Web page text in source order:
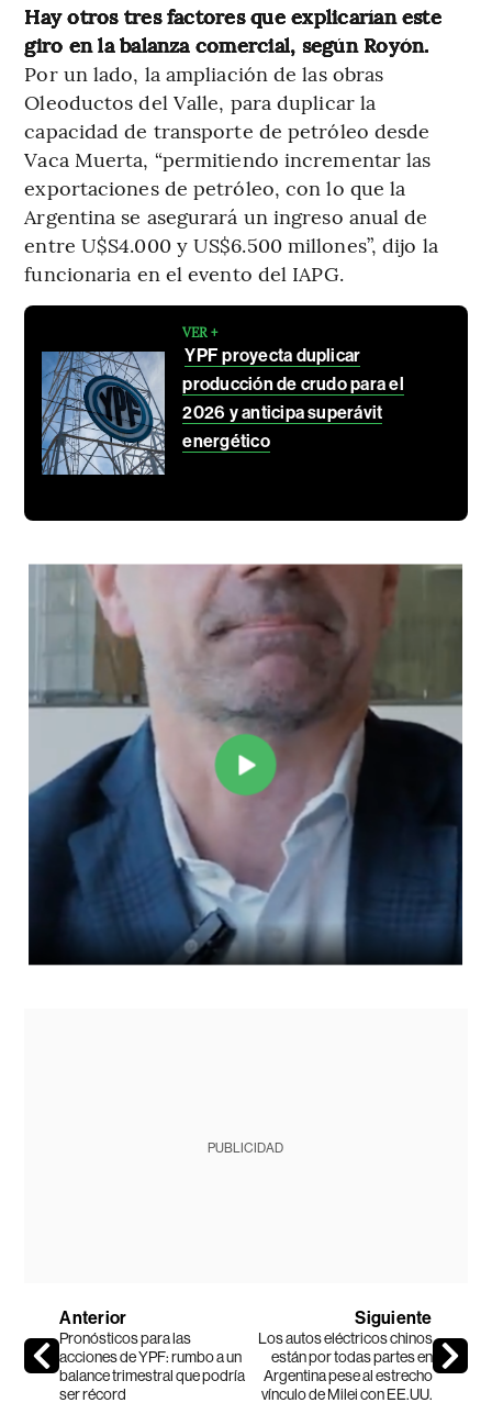
Hay otros tres factores que explicarían este
giro en la balanza comercial, según Royón.
Por un lado, la ampliación de las obras
Oleoductos del Valle, para duplicar la
capacidad de transporte de petróleo desde
Vaca Muerta, “permitiendo incrementar las
exportaciones de petróleo, con lo que la
Argentina se asegurará un ingreso anual de
entre U$S4.000 y US$6.500 millones”, dijo la
funcionaria en el evento del IAPG.
VER +
YPF proyecta duplicar
producción de crudo para el
2026 y anticipa superávit
energético
PUBLICIDAD
Anterior
Pronósticos para las
acciones de YPF: rumbo a un
balance trimestral que podría
ser récord
Siguiente
Los autos eléctricos chinos
están por todas partes en
Argentina pese al estrecho
vínculo de Milei con EE.UU.